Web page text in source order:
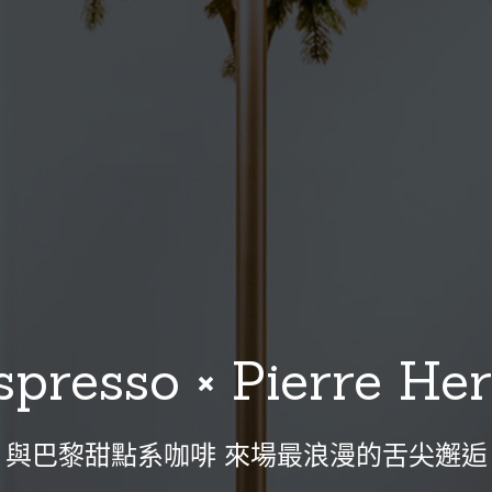
× Pierre
與巴黎甜點系咖啡 來場最浪漫的舌尖邂逅